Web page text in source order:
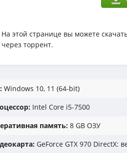
На этой странице вы можете
через торрент.
Windows 10, 11 (64-bit)
Intel Core i5-7500
память: 8 GB ОЗУ
GeForce GTX 970 DirectX: